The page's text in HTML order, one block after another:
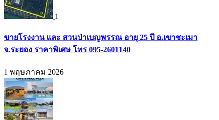
1
ขายโรงงาน และ สวนป่าเบญพรรณ อายุ 25 ปี อ.เขาชะเมา
จ.ระยอง ราคาพิเศษ โทร 095-2601140
1 พฤษภาคม 2026